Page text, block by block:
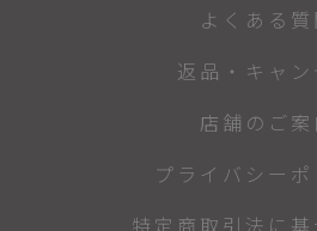
よくある質
返品・キャン
店舗のご案
プライバシーポ